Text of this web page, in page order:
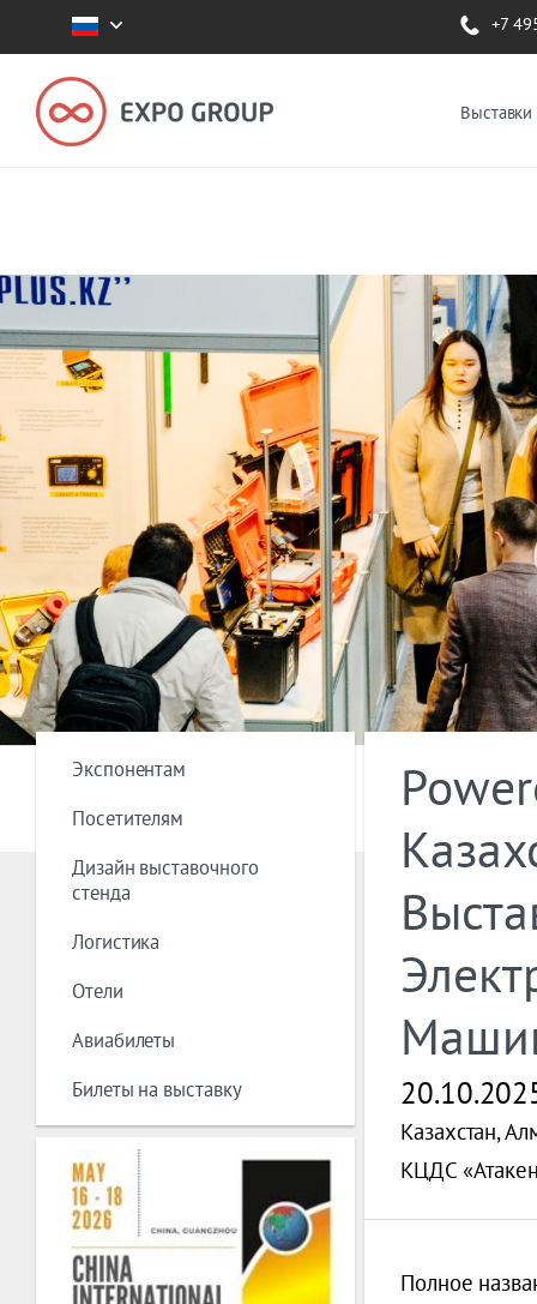
+7
Экспонентам
Посетителям
Дизайн выставочного
стенда
Логистика
Отели
Авиабилеты
Билеты на выставку
Казахстан,
КЦДС
Полное